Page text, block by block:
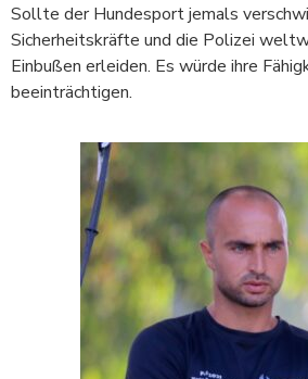
Sollte der Hundesport jemals
Sicherheitskräfte und die Polizei
Einbußen erleiden. Es würde ihre
beeinträchtigen.